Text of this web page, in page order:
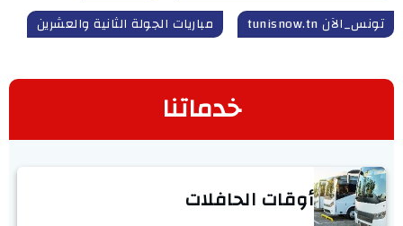
تونس_الآن tunisnow.tn
مباريات الجولة الثانية والعشرين
خدماتنا
أوقات الحافلات